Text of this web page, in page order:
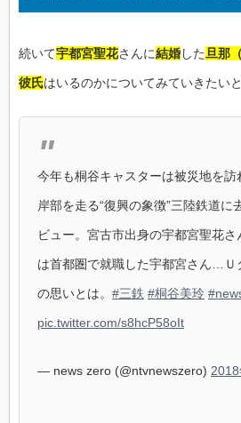
続いて宇都宮聖花さんに結婚した 旦那
彼氏はいるのかについてみていきたい
今年も桐谷キャスターは被災地を
岸部を走る“復興の象徴”三陸鉄道に
ビュー。宮古市出身の宇都宮聖花
は首都圏で就職した宇都宮さん…Ｕ
の思いとは。 #三鉄 #桐谷美玲
pic.twitter.com/s8hcP58oIt
— news zero (@ntvnewszero)